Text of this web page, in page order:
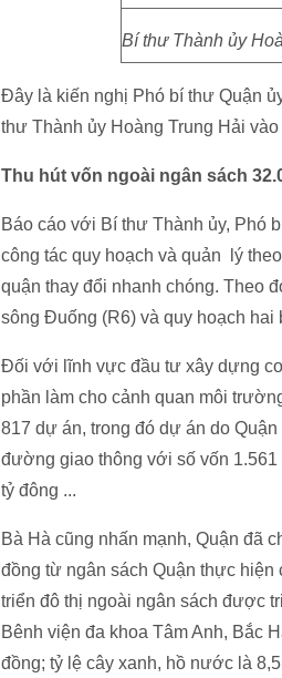
Bí thư Thành ủy
Đây là kiến nghị Phó bí thư Quận
thư Thành ủy Hoàng Trung Hải vào
Thu hút vốn ngoài ngân sách
Báo cáo với Bí thư Thành ủy, Phó
công tác quy hoạch và quản lý
quận thay đổi nhanh chóng. Theo
sông Đuống (R6) và quy hoạch
Đối với lĩnh vực đầu tư xây dựng
phần làm cho cảnh quan môi
817 dự án, trong đó dự án do
đường giao thông với số vốn
tỷ đông ...
Bà Hà cũng nhấn mạnh, Quận đã
đồng từ ngân sách Quận thực hiện
triển đô thị ngoài ngân sách được
Bênh viện đa khoa Tâm Anh, Bắc
đồng; tỷ lệ cây xanh, hồ nước là